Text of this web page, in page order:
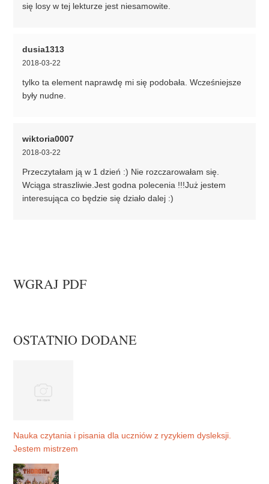
się losy w tej lekturze jest niesamowite.
dusia1313
2018-03-22
tylko ta element naprawdę mi się podobała. Wcześniejsze
były nudne.
wiktoria0007
2018-03-22
Przeczytałam ją w 1 dzień :) Nie rozczarowałam się.
Wciąga straszliwie.Jest godna polecenia !!!Już jestem
interesująca co będzie się działo dalej :)
WGRAJ PDF
OSTATNIO DODANE
Nauka czytania i pisania dla uczniów z ryzykiem dysleksji.
Jestem mistrzem